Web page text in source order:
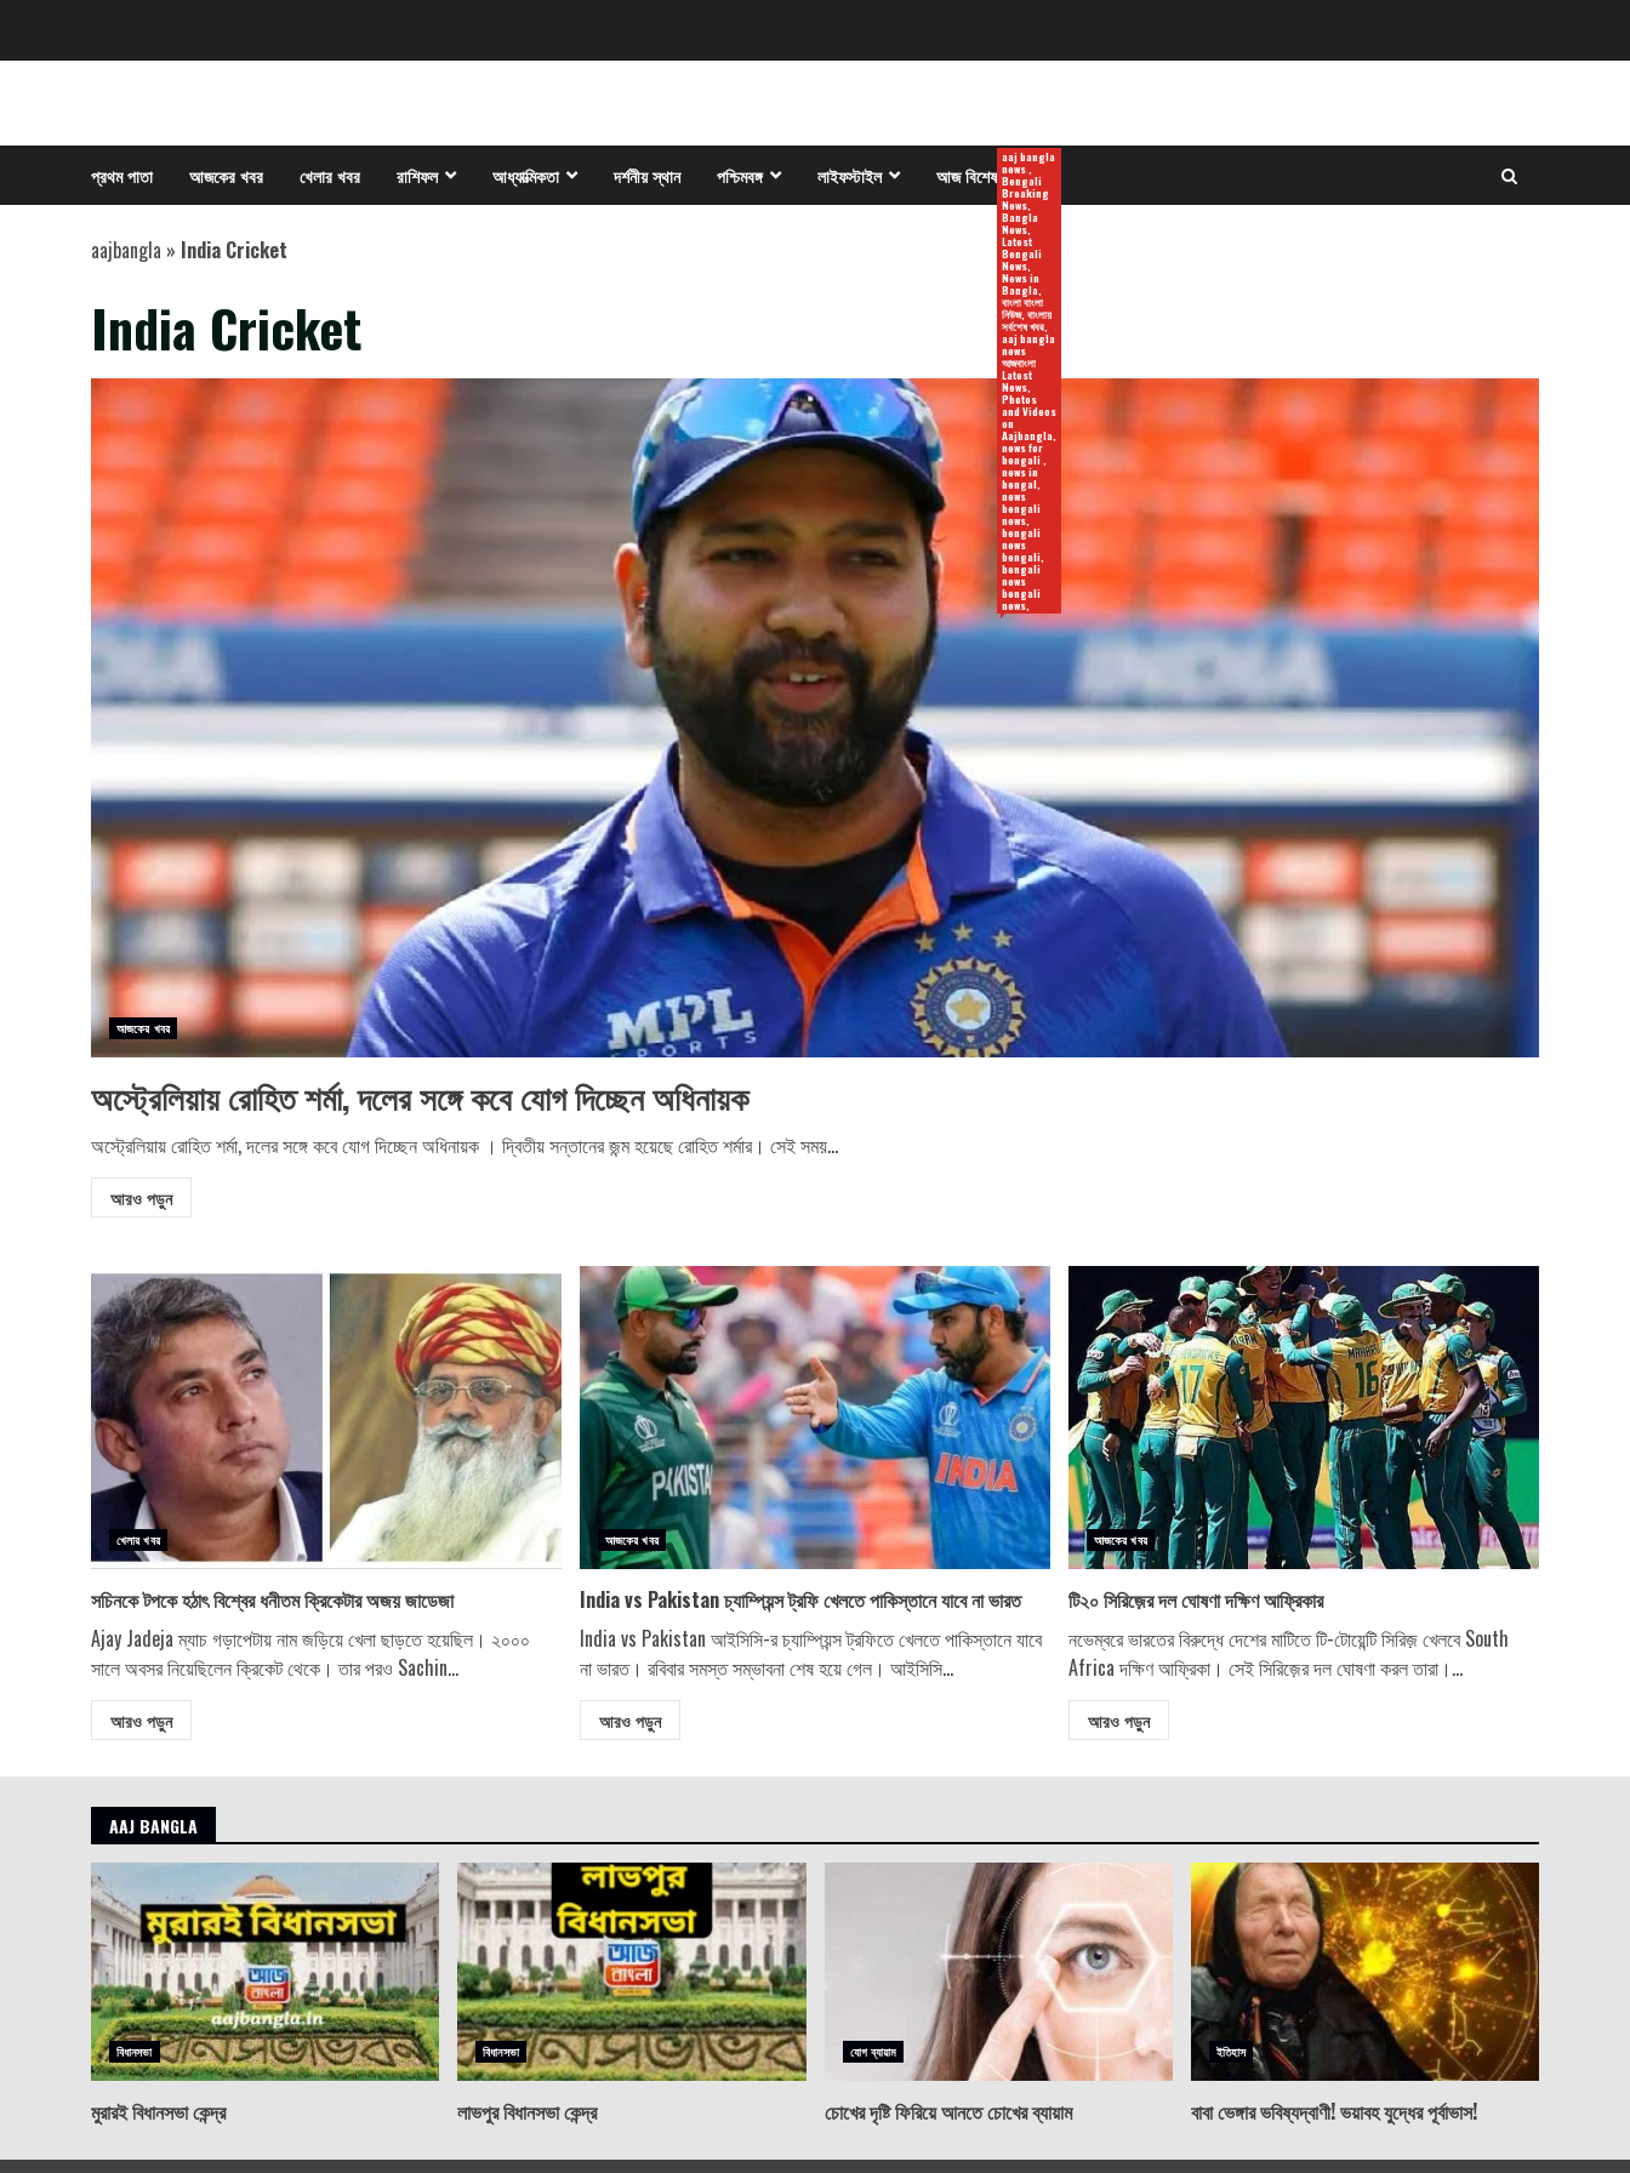
প্রথম পাতা আজকের খবর খেলার খবর রাশিফল আধ্যাত্মিকতা দর্শনীয় স্থান পশ্চিমবঙ্গ লাইফস্টাইল আজ বিশেষ
aaj bangla
news ,
Bengali
Breaking
News,
Bangla
News,
Latest
Bengali
News,
News in
Bangla,
বাংলা বাংলা
নিউজ, বাংলায়
সর্বশেষ খবর,
aaj bangla
news
আজবাংলা
Latest
News,
Photos
and Videos
on
Aajbangla,
news for
bengali ,
news in
bengal,
news
bengali
news,
bengali
news
bengali,
bengali
news
bengali
news,
aajbangla » India Cricket
India Cricket
আজকের খবর
অস্ট্রেলিয়ায় রোহিত শর্মা, দলের সঙ্গে কবে যোগ দিচ্ছেন অধিনায়ক
অস্ট্রেলিয়ায় রোহিত শর্মা, দলের সঙ্গে কবে যোগ দিচ্ছেন অধিনায়ক । দ্বিতীয় সন্তানের জন্ম হয়েছে রোহিত শর্মার। সেই সময়...
আরও পড়ুন
খেলার খবর
সচিনকে টপকে হঠাৎ বিশ্বের ধনীতম ক্রিকেটার অজয় জাডেজা
Ajay Jadeja ম্যাচ গড়াপেটায় নাম জড়িয়ে খেলা ছাড়তে হয়েছিল। ২০০০
সালে অবসর নিয়েছিলেন ক্রিকেট থেকে। তার পরও Sachin...
আরও পড়ুন
আজকের খবর
India vs Pakistan চ্যাম্পিয়ন্স ট্রফি খেলতে পাকিস্তানে যাবে না ভারত
India vs Pakistan আইসিসি-র চ্যাম্পিয়ন্স ট্রফিতে খেলতে পাকিস্তানে যাবে
না ভারত। রবিবার সমস্ত সম্ভাবনা শেষ হয়ে গেল। আইসিসি...
আরও পড়ুন
আজকের খবর
টি২০ সিরিজ়ের দল ঘোষণা দক্ষিণ আফ্রিকার
নভেম্বরে ভারতের বিরুদ্ধে দেশের মাটিতে টি-টোয়েন্টি সিরিজ় খেলবে South
Africa দক্ষিণ আফ্রিকা। সেই সিরিজ়ের দল ঘোষণা করল তারা।...
আরও পড়ুন
AAJ BANGLA
বিধানসভা
মুরারই বিধানসভা কেন্দ্র
বিধানসভা
লাভপুর বিধানসভা কেন্দ্র
যোগ ব্যায়াম
চোখের দৃষ্টি ফিরিয়ে আনতে চোখের ব্যায়াম
ইতিহাস
বাবা ভেঙ্গার ভবিষ্যদ্বাণী! ভয়াবহ যুদ্ধের পূর্বাভাস!